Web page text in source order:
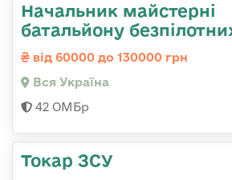
Начальник майстерні
батальйону
від 60000 до 130000 грн
Вся Україна
42 ОМБр
Токар ЗСУ